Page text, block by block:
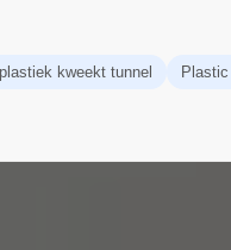
kweekt tunnel